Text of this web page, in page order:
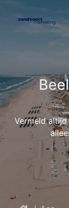
Vermeld altijd